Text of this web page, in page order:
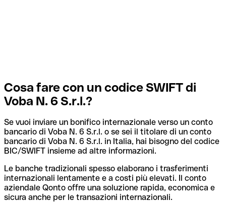
Cosa fare con un codice SWIFT di
Voba N. 6 S.r.l.?
Se vuoi inviare un bonifico internazionale verso un conto
bancario di Voba N. 6 S.r.l. o se sei il titolare di un conto
bancario di Voba N. 6 S.r.l. in Italia, hai bisogno del codice
BIC/SWIFT insieme ad altre informazioni.
Le banche tradizionali spesso elaborano i trasferimenti
internazionali lentamente e a costi più elevati. Il conto
aziendale Qonto offre una soluzione rapida, economica e
sicura anche per le transazioni internazionali.